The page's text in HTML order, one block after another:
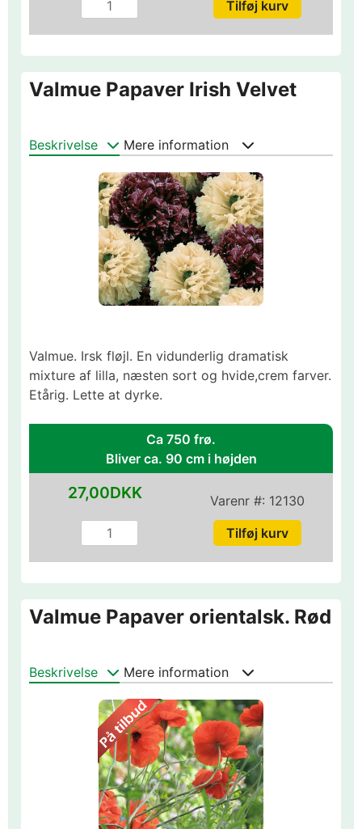
Valmue Papaver Irish Velvet
Beskrivelse Mere information
Valmue. Irsk fløjl. En vidunderlig dramatisk
mixture af lilla, næsten sort og hvide,crem farver.
Etårig. Lette at dyrke.
Ca 750 frø.
Bliver ca. 90 cm i højden
Varenr #: 12130
27,00DKK
Valmue Papaver orientalsk. Rød
Beskrivelse Mere information